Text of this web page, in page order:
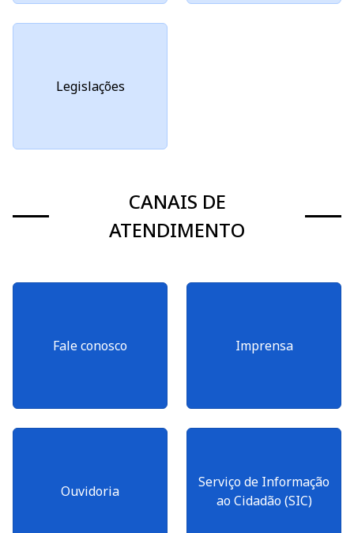
Legislações
CANAIS DE
ATENDIMENTO
Fale conosco Imprensa
Ouvidoria
Serviço de Informação
ao Cidadão (SIC)